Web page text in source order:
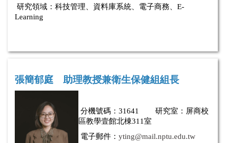
研究領域： 科技管理、資料庫系統、電子商務、E-
Learning
張簡郁庭 助理教授兼衛生保健組組長
分機號碼： 31641 研究室：屏商校
區教學壹館北棟311室
電子郵件 ： yting@mail.nptu.edu.tw